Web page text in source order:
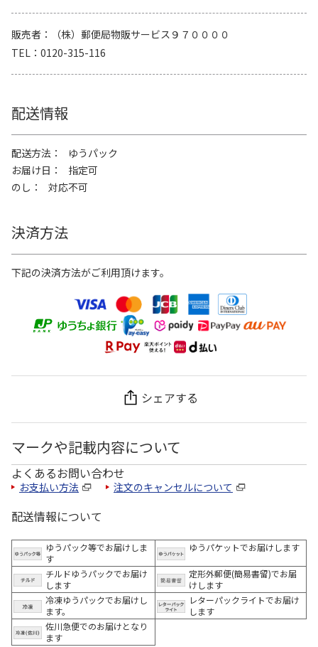
販売者
（株）郵便局物販サービス９７００００
TEL
0120-315-116
配送情報
配送方法
ゆうパック
お届け日
指定可
のし
対応不可
決済方法
下記の決済方法がご利用頂けます。
シェアする
マークや記載内容について
よくあるお問い合わせ
お支払い方法 注文のキャンセルについて
配送情報について
ゆうパック等でお届けしま
す
ゆうパケットでお届けします
チルドゆうパックでお届け
します
定形外郵便(簡易書留)でお届
けします
冷凍ゆうパックでお届けし
ます。
レターパックライトでお届け
します
佐川急便でのお届けとなり
ます